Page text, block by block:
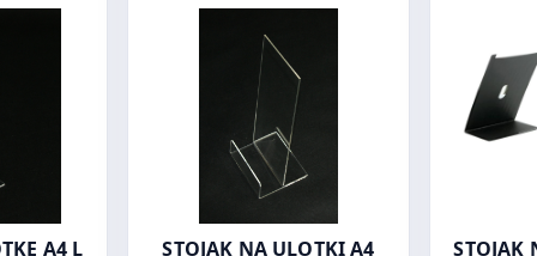
A4 L
STOJAK NA ULOTKI A4
STOJAK